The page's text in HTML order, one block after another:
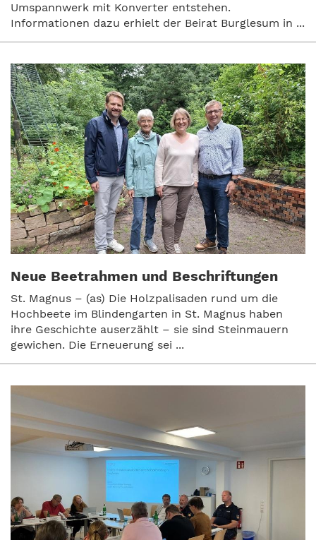
Umspannwerk mit Konverter entstehen.
Informationen dazu erhielt der Beirat Burglesum in ...
Neue Beetrahmen und Beschriftungen
St. Magnus – (as) Die Holzpalisaden rund um die
Hochbeete im Blindengarten in St. Magnus haben
ihre Geschichte auserzählt – sie sind Steinmauern
gewichen. Die Erneuerung sei ...